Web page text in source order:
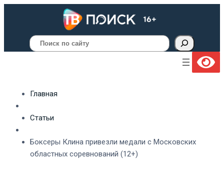
Поиск
Главная
Статьи
Боксеры Клина привезли медали с Московских
областных соревнований (12+)